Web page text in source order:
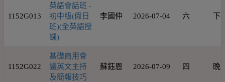
1152G013
英語會話班 -
初中級(假日
班)(全英語授
課)
李國仲 2026-07-04 六 下
1152G022
基礎商用會
議英文主持
及簡報技巧
蘇鈺恩 2026-07-09 四 晚